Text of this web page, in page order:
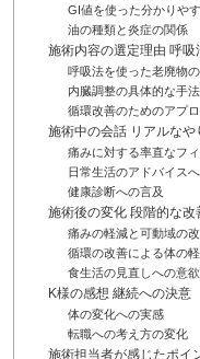
GI値を使った分かりや
油の種類と炎症の関係
施術内容の選定理由 呼
呼吸法を使った老廃物
内臓調整の具体的な手法
循環改善のためのアプ
施術中の会話 リアルな
痛みに対する率直なフ
日常生活のアドバイス
健康診断への言及
施術後の変化 段階的な改
痛みの軽減と可動域の
循環の改善による体の軽
食生活の見直しへの意欲
K様の感想 継続への決意
体の変化への実感
転職への考え方の変化
施術担当者が感じたポイ